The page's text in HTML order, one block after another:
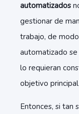
automatizados
gestionar de
trabajo, de
automatizado
lo requieran
objetivo
Entonces, si tan